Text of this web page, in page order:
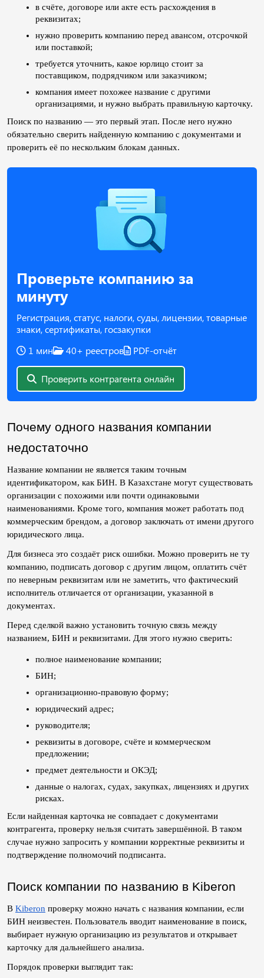
в счёте, договоре или акте есть расхождения в
реквизитах;
нужно проверить компанию перед авансом, отсрочкой
или поставкой;
требуется уточнить, какое юрлицо стоит за
поставщиком, подрядчиком или заказчиком;
компания имеет похожее название с другими
организациями, и нужно выбрать правильную карточку.
Поиск по названию — это первый этап. После него нужно
обязательно сверить найденную компанию с документами и
проверить её по нескольким блокам данных.
Проверьте компанию за
минуту
Регистрация, статус, налоги, суды, лицензии, товарные
знаки, сертификаты, госзакупки
1 мин
40+ реестров PDF-отчёт
Проверить контрагента онлайн
Почему одного названия компании
недостаточно
Название компании не является таким точным
идентификатором, как БИН. В Казахстане могут существовать
организации с похожими или почти одинаковыми
наименованиями. Кроме того, компания может работать под
коммерческим брендом, а договор заключать от имени другого
юридического лица.
Для бизнеса это создаёт риск ошибки. Можно проверить не ту
компанию, подписать договор с другим лицом, оплатить счёт
по неверным реквизитам или не заметить, что фактический
исполнитель отличается от организации, указанной в
документах.
Перед сделкой важно установить точную связь между
названием, БИН и реквизитами. Для этого нужно сверить:
полное наименование компании;
БИН;
организационно-правовую форму;
юридический адрес;
руководителя;
реквизиты в договоре, счёте и коммерческом
предложении;
предмет деятельности и ОКЭД;
данные о налогах, судах, закупках, лицензиях и других
рисках.
Если найденная карточка не совпадает с документами
контрагента, проверку нельзя считать завершённой. В таком
случае нужно запросить у компании корректные реквизиты и
подтверждение полномочий подписанта.
Поиск компании по названию в Kiberon
В Kiberon проверку можно начать с названия компании, если
БИН неизвестен. Пользователь вводит наименование в поиск,
выбирает нужную организацию из результатов и открывает
карточку для дальнейшего анализа.
Порядок проверки выглядит так: